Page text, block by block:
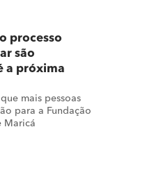
processo
são
a próxima
mais pessoas
para a Fundação
Maricá